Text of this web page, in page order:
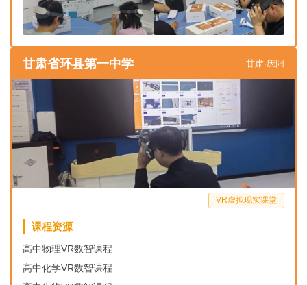
甘肃省环县第一中学 甘肃·庆阳
VR虚拟现实课堂
课程资源
高中物理VR数智课程
高中化学VR数智课程